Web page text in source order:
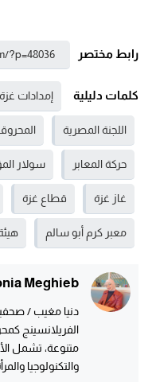
رابط مختصر
كلمات دليلية إمدادات غزة
اللجنة المصرية
حركة المعابر سولار
غاز غزة قطاع غزة
معبر كرم أبو سالم
Meghieb ✅
دنيا مغيب /
الفريلانسينج
متنوعة، تشمل
والتكنولوجيا